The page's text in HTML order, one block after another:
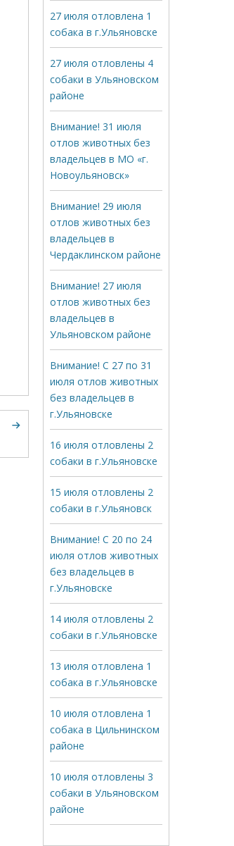
27 июля отловлена 1
собака в г.Ульяновске
27 июля отловлены 4
собаки в Ульяновском
районе
Внимание! 31 июля
отлов животных без
владельцев в МО «г.
Новоульяновск»
Внимание! 29 июля
отлов животных без
владельцев в
Чердаклинском районе
Внимание! 27 июля
отлов животных без
владельцев в
Ульяновском районе
Внимание! С 27 по 31
июля отлов животных
без владельцев в
г.Ульяновске
16 июля отловлены 2
собаки в г.Ульяновске
15 июля отловлены 2
собаки в г.Ульяновск
Внимание! С 20 по 24
июля отлов животных
без владельцев в
г.Ульяновске
14 июля отловлены 2
собаки в г.Ульяновске
13 июля отловлена 1
собака в г.Ульяновске
10 июля отловлена 1
собака в Цильнинском
районе
10 июля отловлены 3
собаки в Ульяновском
районе